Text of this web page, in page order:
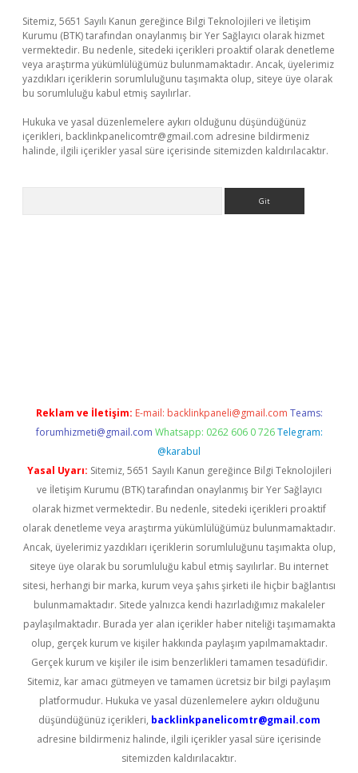
Sitemiz, 5651 Sayılı Kanun gereğince Bilgi Teknolojileri ve İletişim
Kurumu (BTK) tarafından onaylanmış bir Yer Sağlayıcı olarak hizmet
vermektedir. Bu nedenle, sitedeki içerikleri proaktif olarak denetleme
veya araştırma yükümlülüğümüz bulunmamaktadır. Ancak, üyelerimiz
yazdıkları içeriklerin sorumluluğunu taşımakta olup, siteye üye olarak
bu sorumluluğu kabul etmiş sayılırlar.
Hukuka ve yasal düzenlemelere aykırı olduğunu düşündüğünüz
içerikleri, backlinkpanelicomtr@gmail.com adresine bildirmeniz
halinde, ilgili içerikler yasal süre içerisinde sitemizden kaldırılacaktır.
Reklam ve İletişim: E-mail: backlinkpaneli@gmail.com Teams:
forumhizmeti@gmail.com Whatsapp: 0262 606 0 726 Telegram:
@karabul
Yasal Uyarı: Sitemiz, 5651 Sayılı Kanun gereğince Bilgi Teknolojileri
ve İletişim Kurumu (BTK) tarafından onaylanmış bir Yer Sağlayıcı
olarak hizmet vermektedir. Bu nedenle, sitedeki içerikleri proaktif
olarak denetleme veya araştırma yükümlülüğümüz bulunmamaktadır.
Ancak, üyelerimiz yazdıkları içeriklerin sorumluluğunu taşımakta olup,
siteye üye olarak bu sorumluluğu kabul etmiş sayılırlar. Bu internet
sitesi, herhangi bir marka, kurum veya şahıs şirketi ile hiçbir bağlantısı
bulunmamaktadır. Sitede yalnızca kendi hazırladığımız makaleler
paylaşılmaktadır. Burada yer alan içerikler haber niteliği taşımamakta
olup, gerçek kurum ve kişiler hakkında paylaşım yapılmamaktadır.
Gerçek kurum ve kişiler ile isim benzerlikleri tamamen tesadüfidir.
Sitemiz, kar amacı gütmeyen ve tamamen ücretsiz bir bilgi paylaşım
platformudur. Hukuka ve yasal düzenlemelere aykırı olduğunu
düşündüğünüz içerikleri, backlinkpanelicomtr@gmail.com
adresine bildirmeniz halinde, ilgili içerikler yasal süre içerisinde
sitemizden kaldırılacaktır.